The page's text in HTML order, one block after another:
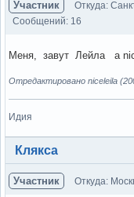
Участник Откуда:
Сообщений: 16
Меня, завут Лейла а
Отредактировано niceleila
Идия
Вне форума
Клякса
Участник Откуда: